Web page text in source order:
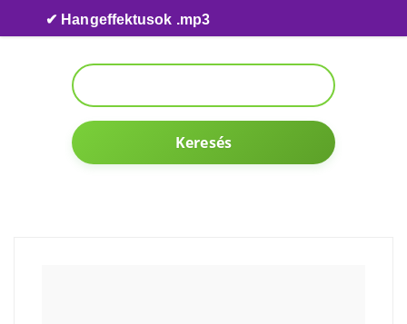
Skip to content
✔ Hangeffektusok .mp3
Keresés